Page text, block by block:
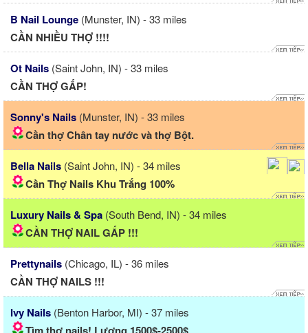
B Nail Lounge (Munster, IN) - 33 miles
CẦN NHIỀU THỢ !!!!
Ot Nails (Saint John, IN) - 33 miles
CẦN THỢ GẤP!
Sonny's Nails (Munster, IN) - 33 miles
Cần thợ Chân tay nước và thợ Bột.
Bella Nails (Saint John, IN) - 34 miles
Cần Thợ Nails Khu Trắng 100%
Luxury Nails & Spa (South Bend, IN) - 34 miles
CẦN THỢ NAIL GẤP !!!
Prettynails (Chicago, IL) - 36 miles
CẦN THỢ NAILS !!!
Ivy Nails (Benton Harbor, MI) - 37 miles